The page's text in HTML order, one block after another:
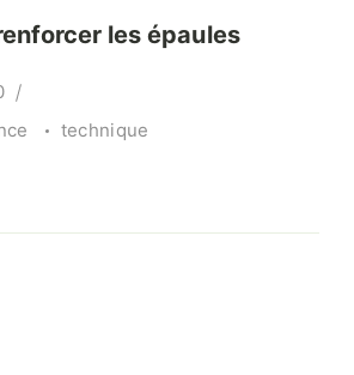
les épaules
technique